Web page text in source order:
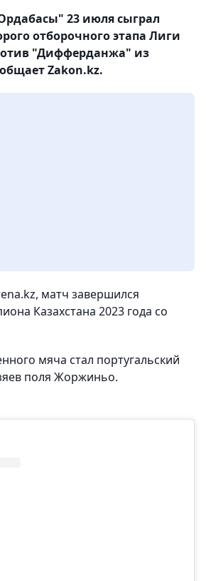
23 июля сыграл
отборочного этапа Лиги
"Дифферданжа" из
Zakon.kz.
матч завершился
Казахстана 2023 года со
мяча стал португальский
поля Жоржиньо.